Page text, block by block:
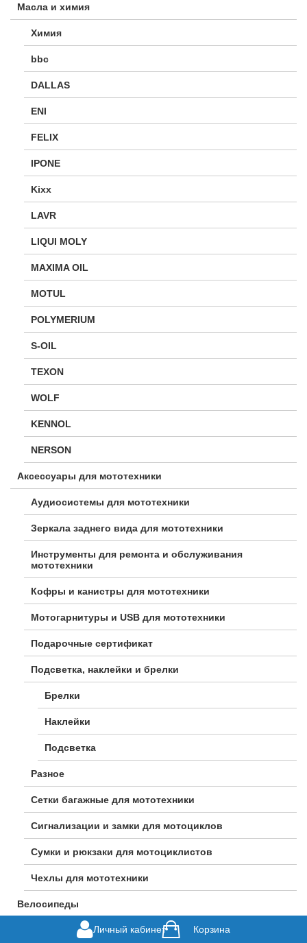
Масла и химия
Химия
bbc
DALLAS
ENI
FELIX
IPONE
Kixx
LAVR
LIQUI MOLY
MAXIMA OIL
MOTUL
POLYMERIUM
S-OIL
TEXON
WOLF
KENNOL
NERSON
Аксессуары для мототехники
Аудиосистемы для мототехники
Зеркала заднего вида для мототехники
Инструменты для ремонта и обслуживания
мототехники
Кофры и канистры для мототехники
Мотогарнитуры и USB для мототехники
Подарочные сертификат
Подсветка, наклейки и брелки
Брелки
Наклейки
Подсветка
Разное
Сетки багажные для мототехники
Сигнализации и замки для мотоциклов
Сумки и рюкзаки для мотоциклистов
Чехлы для мототехники
Велосипеды
Горные велосипедыЛичный кабинет Корзина